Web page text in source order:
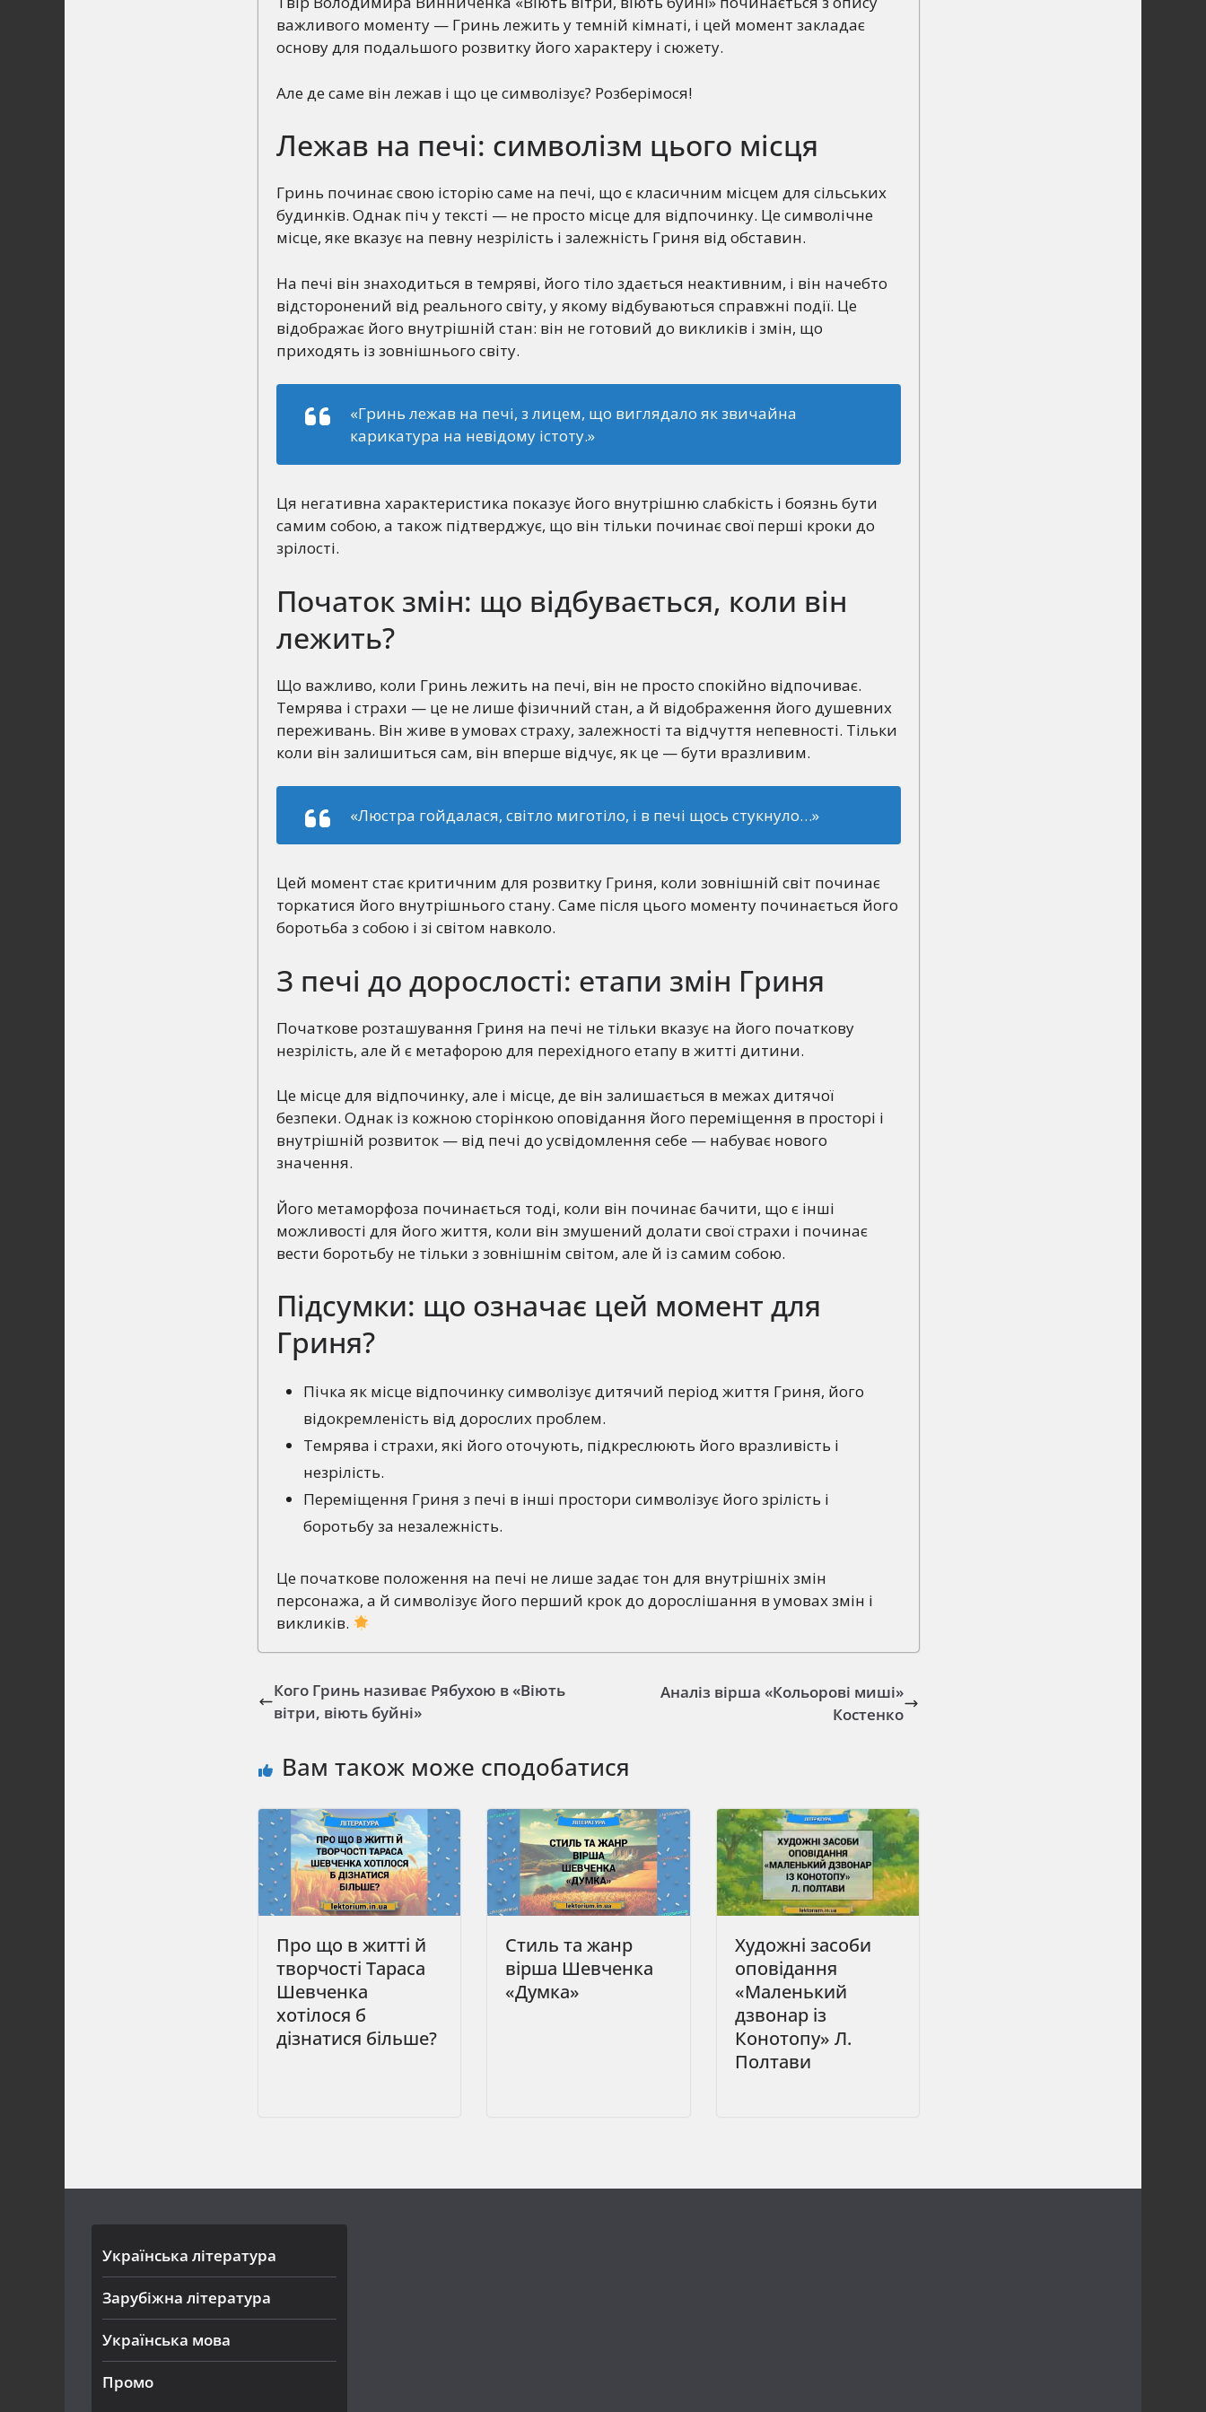
важливого моменту — Гринь лежить у темній кімнаті, і цей момент закладає
основу для подальшого розвитку його характеру і сюжету.
Але де саме він лежав і що це символізує? Розберімося!
Лежав на печі: символізм цього місця
Гринь починає свою історію саме на печі, що є класичним місцем для сільських
будинків. Однак піч у тексті — не просто місце для відпочинку. Це символічне
місце, яке вказує на певну незрілість і залежність Гриня від обставин.
На печі він знаходиться в темряві, його тіло здається неактивним, і він начебто
відсторонений від реального світу, у якому відбуваються справжні події. Це
відображає його внутрішній стан: він не готовий до викликів і змін, що
приходять із зовнішнього світу.
«Гринь лежав на печі, з лицем, що виглядало як звичайна
карикатура на невідому істоту.»
Ця негативна характеристика показує його внутрішню слабкість і боязнь бути
самим собою, а також підтверджує, що він тільки починає свої перші кроки до
зрілості.
Початок змін: що відбувається, коли він
лежить?
Що важливо, коли Гринь лежить на печі, він не просто спокійно відпочиває.
Темрява і страхи — це не лише фізичний стан, а й відображення його душевних
переживань. Він живе в умовах страху, залежності та відчуття непевності. Тільки
коли він залишиться сам, він вперше відчує, як це — бути вразливим.
«Люстра гойдалася, світло миготіло, і в печі щось стукнуло…»
Цей момент стає критичним для розвитку Гриня, коли зовнішній світ починає
торкатися його внутрішнього стану. Саме після цього моменту починається його
боротьба з собою і зі світом навколо.
З печі до дорослості: етапи змін Гриня
Початкове розташування Гриня на печі не тільки вказує на його початкову
незрілість, але й є метафорою для перехідного етапу в житті дитини.
Це місце для відпочинку, але і місце, де він залишається в межах дитячої
безпеки. Однак із кожною сторінкою оповідання його переміщення в просторі і
внутрішній розвиток — від печі до усвідомлення себе — набуває нового
значення.
Його метаморфоза починається тоді, коли він починає бачити, що є інші
можливості для його життя, коли він змушений долати свої страхи і починає
вести боротьбу не тільки з зовнішнім світом, але й із самим собою.
Підсумки: що означає цей момент для
Гриня?
Пічка як місце відпочинку символізує дитячий період життя Гриня, його
відокремленість від дорослих проблем.
Темрява і страхи, які його оточують, підкреслюють його вразливість і
незрілість.
Переміщення Гриня з печі в інші простори символізує його зрілість і
боротьбу за незалежність.
Це початкове положення на печі не лише задає тон для внутрішніх змін
персонажа, а й символізує його перший крок до дорослішання в умовах змін і
викликів.
Кого Гринь називає Рябухою в «Віють
вітри, віють буйні»
Аналіз вірша «Кольорові миші»
Костенко
Вам також може сподобатися
Про що в житті й
творчості Тараса
Шевченка
хотілося б
дізнатися більше?
Стиль та жанр
вірша Шевченка
«Думка»
Художні засоби
оповідання
«Маленький
дзвонар із
Конотопу» Л.
Полтави
Українська література
Зарубіжна література
Українська мова
Промо